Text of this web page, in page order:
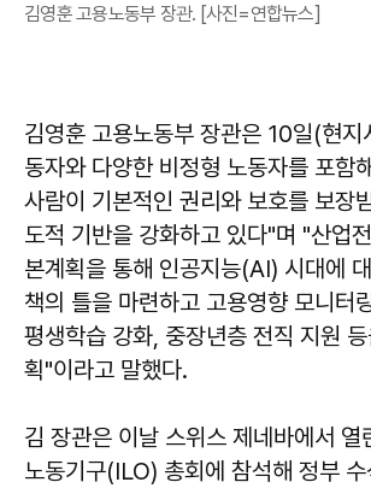
김영훈 고용노동부 장관. [사진=연합뉴스]
김영훈 고용노동부 장관은 10일(현
동자와 다양한 비정형 노동자를 포함
사람이 기본적인 권리와 보호를 보장
도적 기반을 강화하고 있다"며 "산업
본계획을 통해 인공지능(AI) 시대에
책의 틀을 마련하고 고용영향 모니터
평생학습 강화, 중장년층 전직 지원 등
획"이라고 말했다.
김 장관은 이날 스위스 제네바에서 열
노동기구(ILO) 총회에 참석해 정부